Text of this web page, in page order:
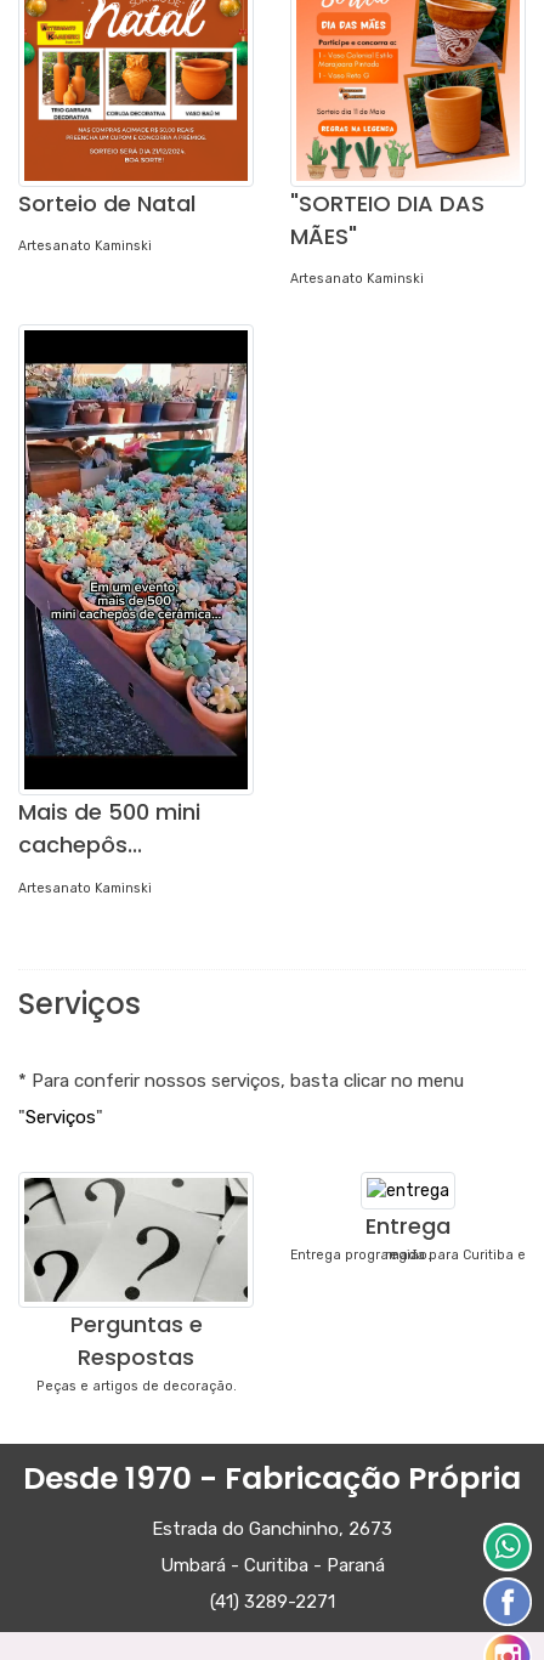
Sorteio de Natal
Artesanato Kaminski
"SORTEIO DIA DAS
MÃES"
Artesanato Kaminski
Mais de 500 mini
cachepôs...
Artesanato Kaminski
Serviços
* Para conferir nossos serviços, basta clicar no menu
"Serviços"
Perguntas e
Respostas
Peças e artigos de decoração.
Entrega
Entrega programada para Curitiba e região.
Desde 1970 - Fabricação Própria
Estrada do Ganchinho, 2673
Umbará - Curitiba - Paraná
(41) 3289-2271